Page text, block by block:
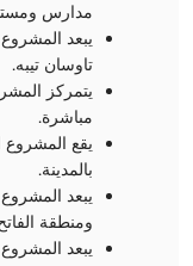
مدارس
تاوسان تيبه.
مباشرة.
يقع المشروع
بالمدينة.
ومنطقة